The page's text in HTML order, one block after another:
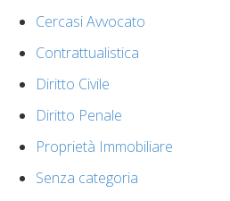
Cercasi Avvocato
Contrattualistica
Diritto Civile
Diritto Penale
Proprietà Immobiliare
Senza categoria